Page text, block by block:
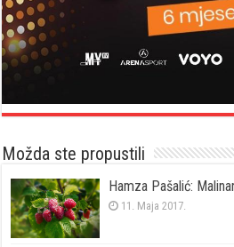
Možda ste propustili
Hamza Pašalić:
11. Maja 2017.